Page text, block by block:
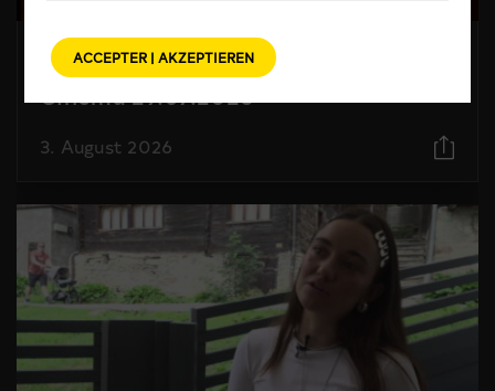
CINEMA
Cinema 29.07.2026
3. August 2026
ACCEPTER | AKZEPTIEREN